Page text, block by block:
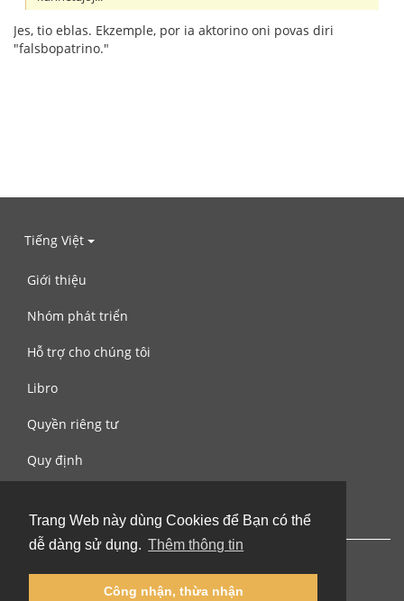
Trang Web này dùng Cookies để Bạn có thể
dễ dàng sử dụng. Thêm thông tin
Công nhận, thừa nhận
Jes, tio eblas. Ekzemple, por ia aktorino oni povas diri
"falsbopatrino."
Tiếng Việt
Giới thiệu
Nhóm phát triển
Hỗ trợ cho chúng tôi
Libro
Quyền riêng tư
Quy định